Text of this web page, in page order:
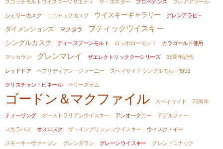
スコッチモルトウイスキーソサエティ ザ・ポスター プロベナンス
ブレアアソール
シェリーカスク
コニャックカスク ウイスキーギャラリー グレンアラヒ－
ダイメンションズ マクタラ ブティックウイスキー
シングルカスク ティースプーンモルト ロッホローモンド
カラゴールド使用
マッカラン
グレンマレイ ザエレクトリッククーシリーズ
35周年記念
レッドドア
へブリディアン・ジャーニー
スペイサイド シングルモルト1998
クリスチャン・ビネール
ベリーズラム
ゴードン＆マクファイル スペイサイド
75周年
ティーリング
オーストラリアンウイスキー アンオークニー
アデルフィー
スカラバス
オスロスク ザ・イングリッシュウイスキー
ウィスク・イー
スモーキーヴァージン
グレンダラン グレーンウイスキー グレンドロナック